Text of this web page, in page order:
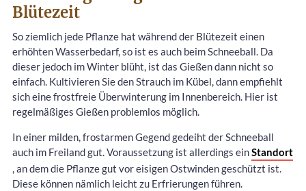
Blütezeit
So ziemlich jede Pflanze hat während der Blütezeit einen
erhöhten Wasserbedarf, so ist es auch beim Schneeball. Da
dieser jedoch im Winter blüht, ist das Gießen dann nicht so
einfach. Kultivieren Sie den Strauch im Kübel, dann empfiehlt
sich eine frostfreie Überwinterung im Innenbereich. Hier ist
regelmäßiges Gießen problemlos möglich.
In einer milden, frostarmen Gegend gedeiht der Schneeball
auch im Freiland gut. Voraussetzung ist allerdings einStandort
, an dem die Pflanze gut vor eisigen Ostwinden geschützt ist.
Diese können nämlich leicht zu Erfrierungen führen.